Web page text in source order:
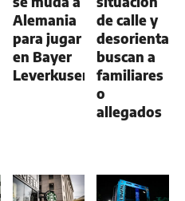
Alemania
para jugar
en Bayer
Leverkusen
de calle y
buscan a
familiares
o
allegados